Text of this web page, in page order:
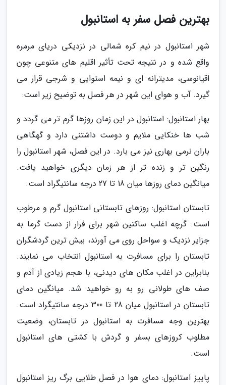
بهترین فصل سفر به استانبول
شهر استانبول در نیم کره شمالی در نزدیکی دریای مرمره
واقع شده و در نتیجه تحت تأثیر اقلیم های متنوعی چون
اقیانوسی، مدیترانه ای و نیمه استوایی و شرجی قرار می
گیرد. آب و هوای این شهر در هر فصل به توضیح زیر است:
بهار استانبول: استانبول در این زمان روزها گرم تر می گردد و
شب ها خنکایی ملایم و دوست داشتنی دارد و گهگاهی
باران نرمی بهاری نیز می بارد. در این فصل، شهر استانبول را
رنگین تر و زنده تر از هر زمان دیگری خواهید یافت.
میانگین دمای روزها میان 18 تا 27 درجه سانتیگراد است.
تابستان استانبول: روزهای تابستانی استانبول گرم و مرطوب
است. گرچه اغلب ساکنین شهر برای فرار از دست گرما به
جزایر نزدیک و سواحل روی می آورند، بیش ترین گردشگران
تابستان را برای مسافرت به استانبول انتخاب می نمایند.
بنابراین در اغلب مکان های دیدنی، با هجم زیادی از آدم و
صف های طولانی رو به رو خواهید شد. میانگین دمای
تابستان در استانبول میان 28 تا 300 درجه سانتیگراد است.
بهترین وجه مسافرت به استانبول در تابستان، وضعیت
مطلوب کروزهای بسفر و گردش با کشتی های استانبول
است.
پاییز استانبول: دمای هوا در فصل طلایی برگ ریز استانبول